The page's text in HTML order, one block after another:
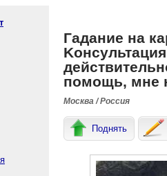
Гадание на
помoщь, мне
Москва / Россия
Поднять